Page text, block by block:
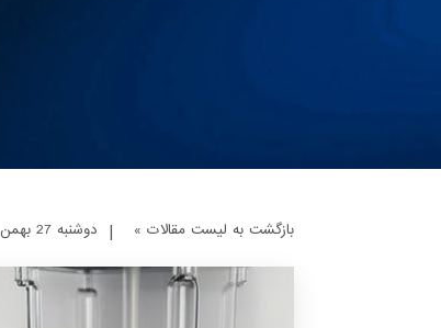
بازگشت به لیست مقالات » | دوشنبه 27 بهمن 1404 در ساعت 12 : 31 دقیقه